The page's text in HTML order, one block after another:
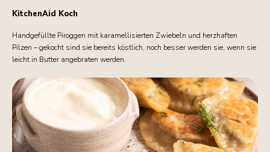
KitchenAid Koch
Handgefüllte Piroggen mit karamellisierten Zwiebeln und herzhaften
Pilzen – gekocht sind sie bereits köstlich, noch besser werden sie, wenn sie
leicht in Butter angebraten werden.